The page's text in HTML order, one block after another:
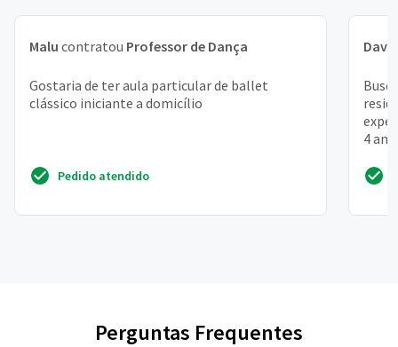
Malu contratou Professor de Dança
Gostaria de ter aula particular de ballet
clássico iniciante a domicílio
Pedido atendido
Davi
4
Perguntas Frequentes